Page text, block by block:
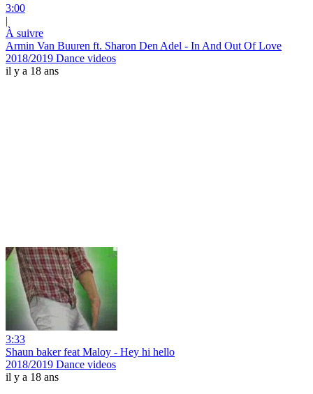
3:00
|
À suivre
Armin Van Buuren ft. Sharon Den Adel - In And Out Of Love
2018/2019 Dance videos
il y a 18 ans
3:33
Shaun baker feat Maloy - Hey hi hello
2018/2019 Dance videos
il y a 18 ans